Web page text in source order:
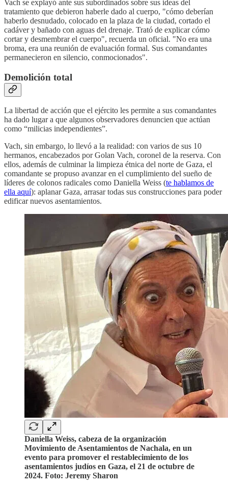
Vach se explayó ante sus subordinados sobre sus ideas del
tratamiento que debieron haberle dado al cuerpo, "cómo deberían
haberlo desnudado, colocado en la plaza de la ciudad, cortado el
cadáver y bañado con aguas del drenaje. Trató de explicar cómo
cortar y desmembrar el cuerpo", recuerda un oficial. "No era una
broma, era una reunión de evaluación formal. Sus comandantes
permanecieron en silencio, conmocionados".
Demolición total
La libertad de acción que el ejército les permite a sus comandantes
ha dado lugar a que algunos observadores denuncien que actúan
como “milicias independientes”.
Vach, sin embargo, lo llevó a la realidad: con varios de sus 10
hermanos, encabezados por Golan Vach, coronel de la reserva. Con
ellos, además de culminar la limpieza étnica del norte de Gaza, el
comandante se propuso avanzar en el cumplimiento del sueño de
líderes de colonos radicales como Daniella Weiss (te hablamos de
ella aquí): aplanar Gaza, arrasar todas sus construcciones para poder
edificar nuevos asentamientos.
Daniella Weiss, cabeza de la organización
Movimiento de Asentamientos de Nachala, en un
evento para promover el restablecimiento de los
asentamientos judíos en Gaza, el 21 de octubre de
2024. Foto: Jeremy Sharon